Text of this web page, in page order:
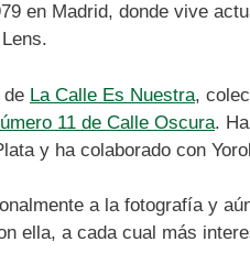
en Madrid, donde vive
de La Calle Es Nuestra,
11 de Calle Oscura.
y ha colaborado con
a la fotografía y
ella, a cada cual más